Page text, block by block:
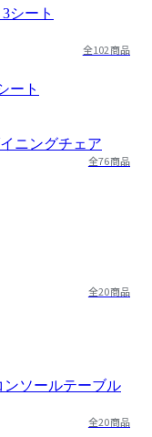
全102商品
ート
全76商品
全20商品
全20商品